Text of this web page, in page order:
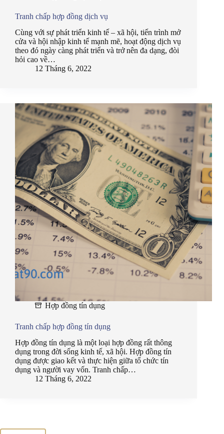
Tranh chấp hợp đồng dịch vụ
Cùng với sự phát triển kinh tế – xã hội, tiến trình mở
cửa và hội nhập kinh tế mạnh mẽ, hoạt động dịch vụ
theo đó ngày càng phát triển và trở nên đa dạng, đòi
hỏi cao về…
12 Tháng 6, 2022
Hợp đồng tín dụng
Tranh chấp hợp đồng tín dụng
Hợp đồng tín dụng là một loại hợp đồng rất thông
dụng trong đời sống kinh tế, xã hội. Hợp đồng tín
dụng được giao kết và thực hiện giữa tổ chức tín
dụng và người vay vốn. Tranh chấp…
12 Tháng 6, 2022